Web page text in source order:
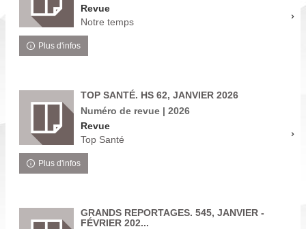
Revue
Notre temps
Plus d'infos
TOP SANTÉ. HS 62, JANVIER 2026
Numéro de revue | 2026
Revue
Top Santé
Plus d'infos
GRANDS REPORTAGES. 545, JANVIER -
FÉVRIER 202...